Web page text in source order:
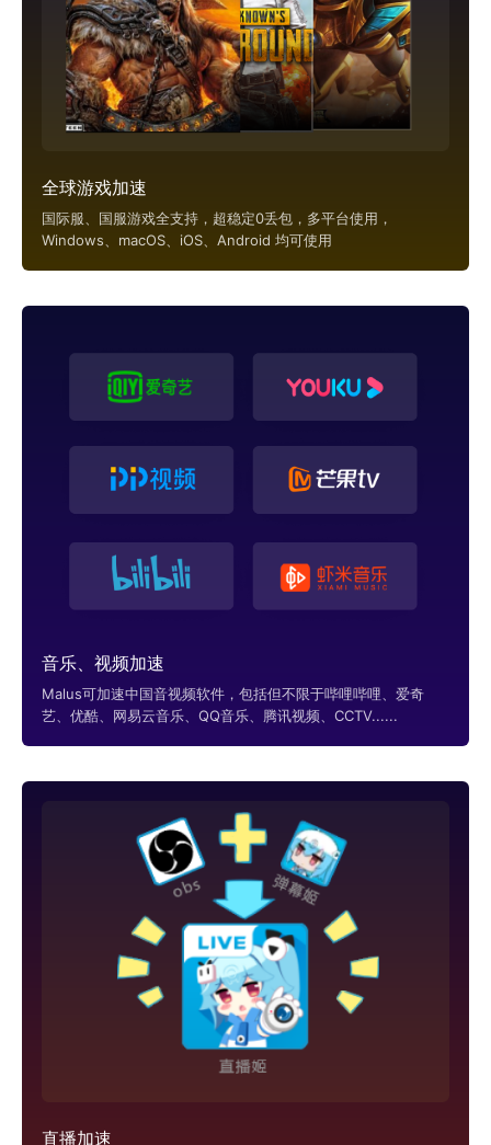
全球游戏加速
国际服、国服游戏全支持，超稳定0丢包，多平台使用，
Windows、macOS、iOS、Android 均可使用
音乐、视频加速
Malus可加速中国音视频软件，包括但不限于哔哩哔哩、爱奇
艺、优酷、网易云音乐、QQ音乐、腾讯视频、CCTV......
直播加速